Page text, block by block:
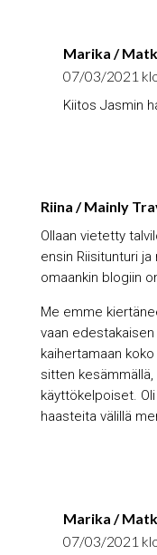
Marika /
07/03/2021
Kiitos Jasmin
Riina / Mainly
Ollaan vietetty
ensin Riisitunturi ja
omaankin blogiin
Me emme
vaan edestakaisen
kaihertamaan
sitten
käyttökelpoiset.
haasteita välillä
Marika /
07/03/2021